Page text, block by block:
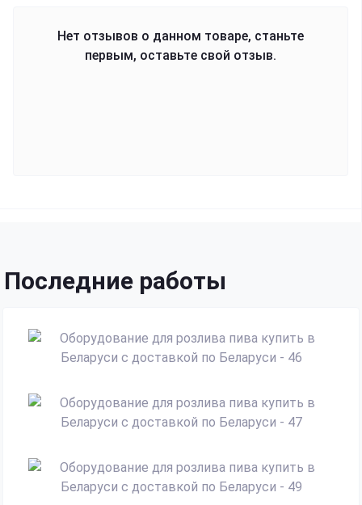
Нет отзывов о данном товаре, станьте
первым, оставьте свой отзыв.
Последние работы